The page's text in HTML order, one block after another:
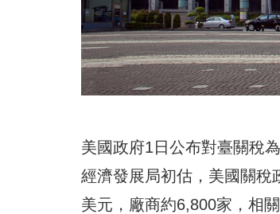
美國政府1日公布對臺關稅
經濟發展局初估，美國關稅
美元，廠商約6,800家，相